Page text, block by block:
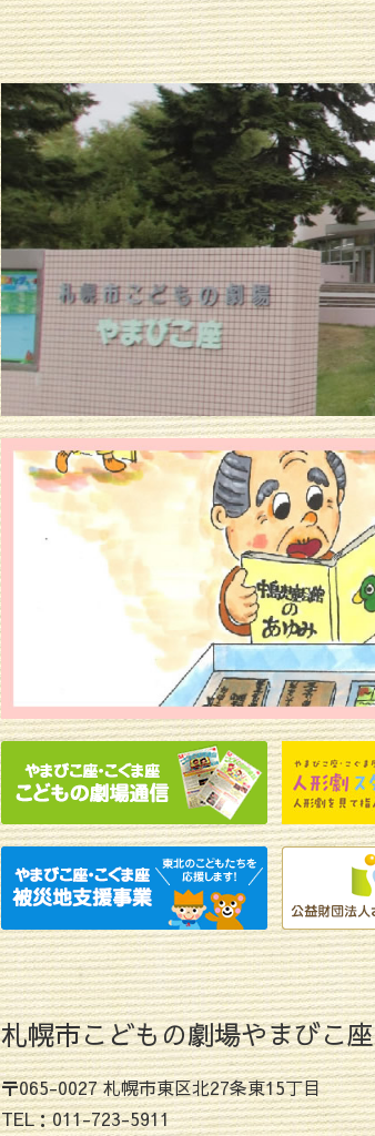
札幌市こどもの劇場やまびこ座
〒065-0027 札幌市東区北27条東15丁目
TEL：011-723-5911